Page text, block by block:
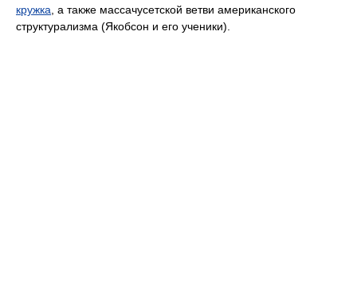
кружка , а также массачусетской ветви американского
структурализма (Якобсон и его ученики).